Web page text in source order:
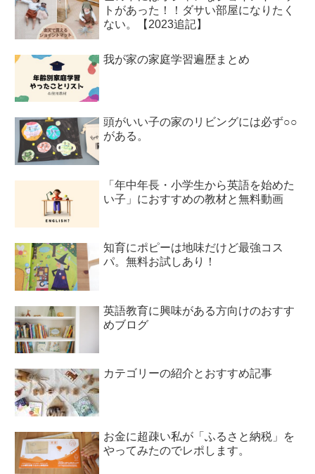
トがあった！！ダサい部屋になりたく
ない。【2023追記】
我が家の家庭学習遍歴まとめ
頭がいい子の家のリビングには必ず○○
がある。
「年中年長・小学生から英語を始めた
い子」におすすめの教材と無料動画
知育にポピーは地味だけど最強コス
パ。無料お試しあり！
英語教育に興味がある方向けのおすす
めブログ
カテゴリーの紹介とおすすめ記事
お金に超疎い私が「ふるさと納税」を
やってみたのでレポします。